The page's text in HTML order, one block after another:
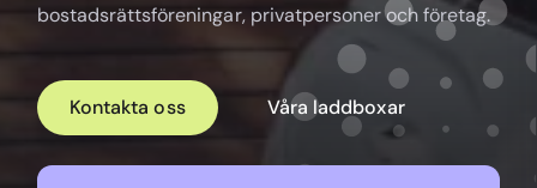
bostadsrättsföreningar, privatpersoner och företag.
Kontakta oss Våra laddboxar